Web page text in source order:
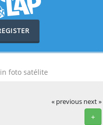
foto satélite
« previous next »
+